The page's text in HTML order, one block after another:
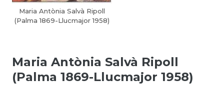
Maria Antònia Salvà Ripoll
(Palma 1869-Llucmajor 1958)
Maria Antònia Salvà Ripoll
(Palma 1869-Llucmajor 1958)